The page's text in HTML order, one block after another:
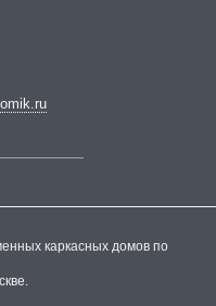
каркасных домов по